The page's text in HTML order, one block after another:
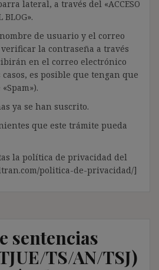
lateral, a través del «ACCESO
BLOG».
de usuario y el correo
la contraseña a través
en el correo electrónico
es posible que tengan que
ya se han suscrito.
que este trámite pueda
la política de privacidad del
politica-de-privacidad/]
sentencias
TS/AN/TSJ)